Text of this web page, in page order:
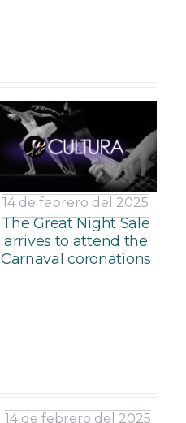
14 de febrero del 2025
The Great Night Sale
arrives to attend the
Carnaval coronations
14 de febrero del 2025